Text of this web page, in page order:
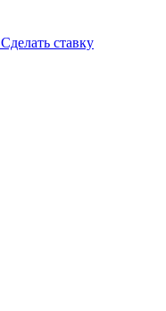
Сделать ставку